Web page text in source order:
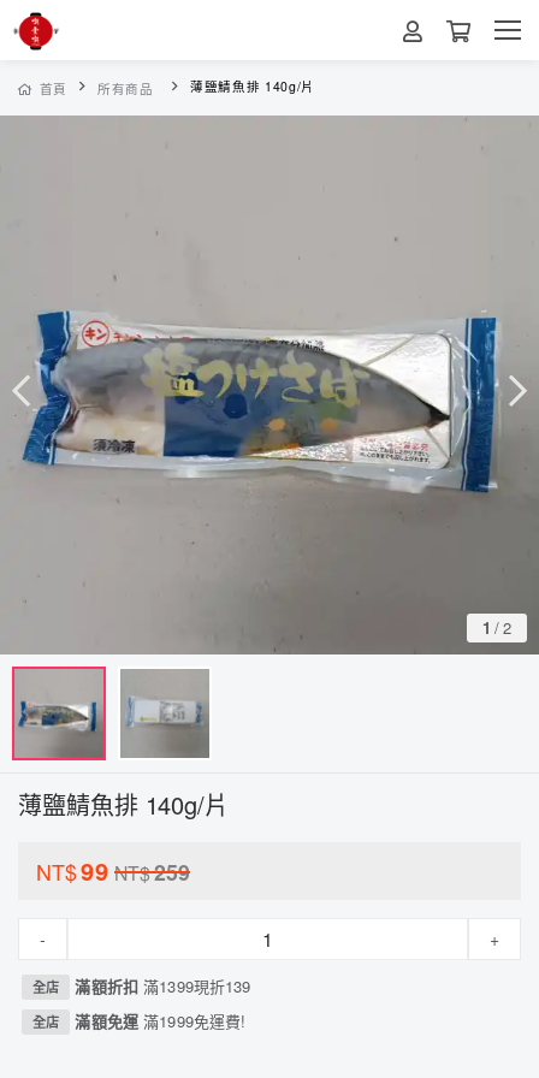
首頁 所有商品 薄鹽鯖魚排 140g/片
1 /2
薄鹽鯖魚排 140g/片
NT$99 NT$259
- +
全店 滿額折扣滿1399現折139
全店 滿額免運滿1999免運費!